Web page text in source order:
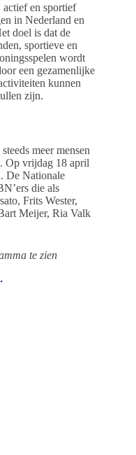
en sportief
in Nederland en
doel is dat de
sportieve en
wordt
een gezamenlijke
kunnen
zijn.
meer mensen
Op vrijdag 18 april
De Nationale
die als
Frits Wester,
Meijer, Ria Valk
te zien